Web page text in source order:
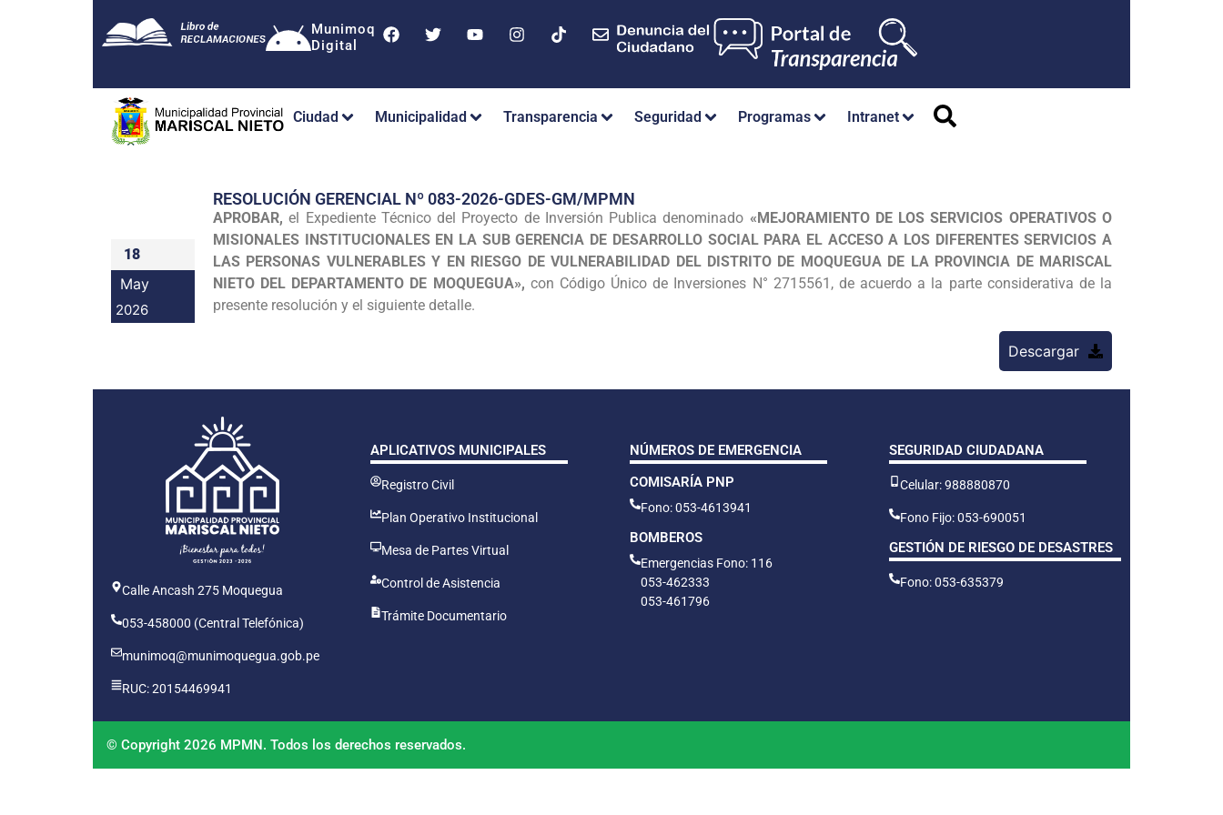
Munimoq
Digital
Ciudad Municipalidad Transparencia Seguridad Programas Intranet
18
May
2026
RESOLUCIÓN GERENCIAL Nº 083-2026-GDES-GM/MPMN
APROBAR, el Expediente Técnico del Proyecto de Inversión Publica denominado «MEJORAMIENTO DE LOS SERVICIOS OPERATIVOS O
MISIONALES INSTITUCIONALES EN LA SUB GERENCIA DE DESARROLLO SOCIAL PARA EL ACCESO A LOS DIFERENTES SERVICIOS A
LAS PERSONAS VULNERABLES Y EN RIESGO DE VULNERABILIDAD DEL DISTRITO DE MOQUEGUA DE LA PROVINCIA DE MARISCAL
NIETO DEL DEPARTAMENTO DE MOQUEGUA», con Código Único de Inversiones N° 2715561, de acuerdo a la parte considerativa de la
presente resolución y el siguiente detalle.
Descargar
Calle Ancash 275 Moquegua
053-458000 (Central Telefónica)
munimoq@munimoquegua.gob.pe
RUC: 20154469941
APLICATIVOS MUNICIPALES
Registro Civil
Plan Operativo Institucional
Mesa de Partes Virtual
Control de Asistencia
Trámite Documentario
NÚMEROS DE EMERGENCIA
COMISARÍA PNP
Fono: 053-4613941
BOMBEROS
Emergencias Fono: 116
053-462333
053-461796
SEGURIDAD CIUDADANA
Celular: 988880870
Fono Fijo: 053-690051
GESTIÓN DE RIESGO DE DESASTRES
Fono: 053-635379
© Copyright 2026 MPMN. Todos los derechos reservados.